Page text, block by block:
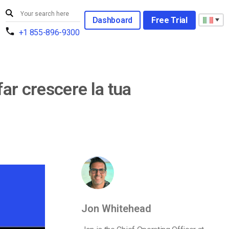
+1 855-896-9300
Dashboard Free Trial
crescere la tua
Jon Whitehead